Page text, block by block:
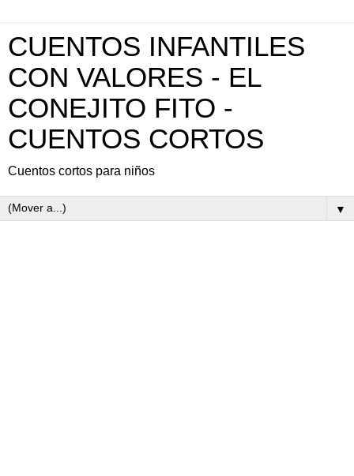
CUENTOS INFANTILES
CON VALORES - EL
CONEJITO FITO -
CUENTOS CORTOS
Cuentos cortos para niños
▼